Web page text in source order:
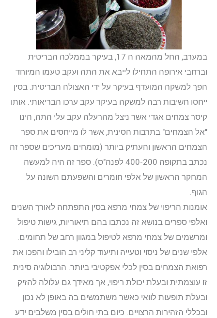
במערב, החל מהמאה ה 17, בעיקר בממלכה הבריטית
וברחבי אירופה התחילו לייבא את התה ועקב טעמו המיוחד
הפך למשקה המועדף בעיקר על ידי האצולה הבריטית. בסין
ייחסו חשיבות רבה למשקה בעיקר עקב ערכו הבריאותי. אותו
קיסר צמחים אגדי אשר ניצל מהרעלה עקב עלי התה, הינו
"אל הצמחים" בתרבות הסינית, אשר לו מייחסים את ספר
הצמחים הראשון והעתיק ביותר (מומחים מעריכים שספר זה
נכתב בתקופה 400-200 לפנה"ס). ספר זה היה למעשה
המחקר הראשון של אלפי חומרים והשפעתם השונה על
הגוף.
אומנות הריפוי של צמחי מרפא בסין התפתחה לאורך השנים
ואלפי ספרים בנושא זה נכתבו בהם תיאוריות, גישות טיפול
ומרשמים של צמחי מרפא לטיפול במגוון רחב של תחומים.
אלפי שנים של ניסוי וטעייה ותיעוד קליני רב הובילו והפכו את
רפואת הצמחים בסין לכלי אפקטיבי ביותר. הרבולוגיה סינית
זו עוצמתית ובעלת יכולת ריפוי, אך מאידך גם עלולה להזיק
ובעלת תופעות לוואי כאשר משתמשים בה באופן לא נכון
ובכללי הזהירות הרצויים. כיום בתי חולים בסין משלבים ידע